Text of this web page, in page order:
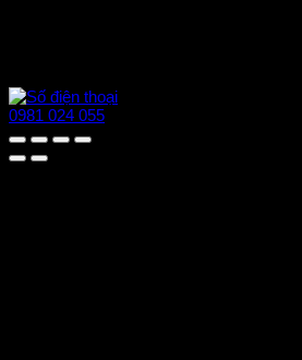
0981 024 055